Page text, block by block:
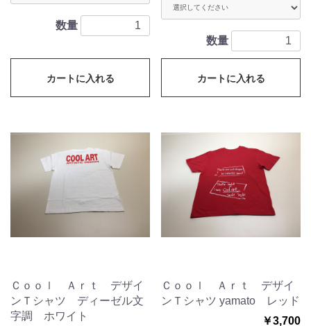
数量
カートに入れる
数量
カートに入れる
Ｃｏｏｌ Ａｒｔ デザイ
ンＴシャツ ディーゼル文
字調 ホワイト
Ｃｏｏｌ Ａｒｔ デザイ
ンＴシャツ yamato レッド
￥3,700